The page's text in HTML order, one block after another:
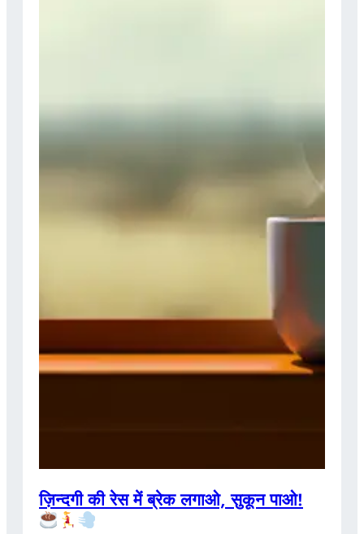
ज़िन्दगी की रेस में ब्रेक लगाओ, सुकून पाओ!